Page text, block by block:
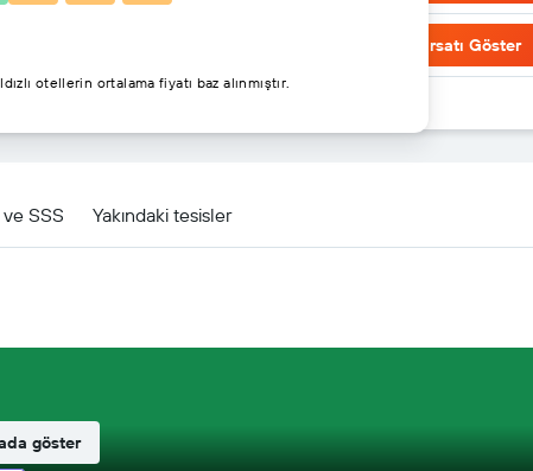
Fırsatı Göster
ve SSS Yakındaki tesisler
göster
otellerin ortalama fiyatı baz alınmıştır.